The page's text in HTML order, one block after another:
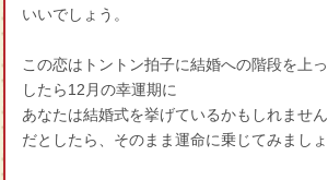
いいでしょう。
この恋はトントン拍子に結婚への階段を上
したら12月の幸運期に
あなたは結婚式を挙げているかもしれません
だとしたら、そのまま運命に乗じてみましょ